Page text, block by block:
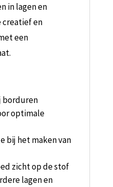
in lagen en
creatief en
een
borduren
optimale
bij het maken van
zicht op de stof
lagen en